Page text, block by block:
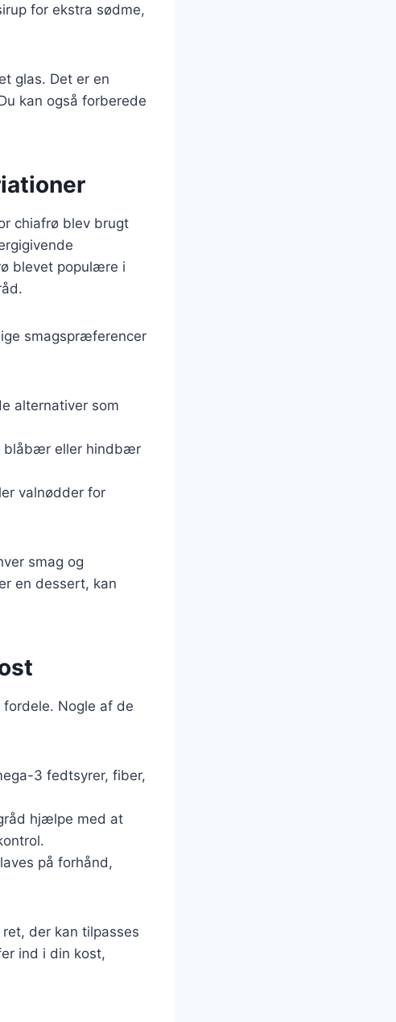
for ekstra sødme,
glas. Det er en
kan også forberede
chiafrø blev brugt
blevet populære i
smagspræferencer
alternativer som
blåbær eller hindbær
valnødder for
smag og
en dessert, kan
Nogle af de
3 fedtsyrer, fiber,
hjælpe med at
på forhånd,
der kan tilpasses
ind i din kost,